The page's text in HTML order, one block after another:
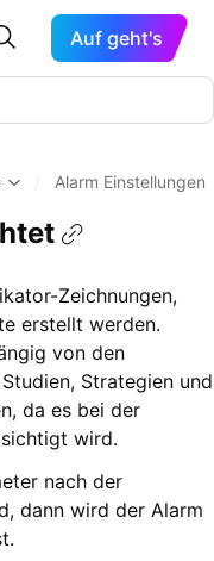
Auf geht's
Alarm Einstellungen
Zeichnungen,
erstellt werden.
von den
Strategien und
da es bei der
wird.
nach der
dann wird der Alarm